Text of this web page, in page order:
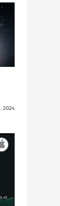
2024